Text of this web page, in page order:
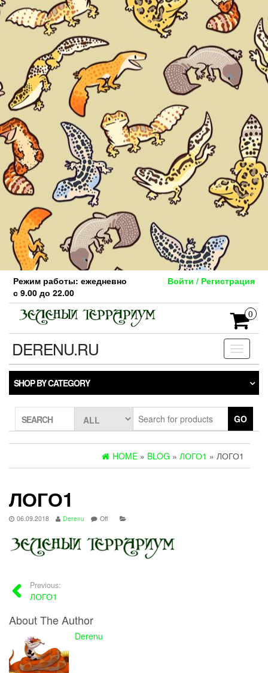
Skip
the
content
Режим работы: ежедневно
с 9.00 до 22.00
Войти / Регистрация
0
Toggle
DERENU.RU
SHOP BY CATEGORY
SEARCH GO
HOME » BLOG » ЛОГО1 » ЛОГО1
ЛОГО1
06.09.2018 Derenu Off
Previous:
ЛОГО1
About The Author
Derenu